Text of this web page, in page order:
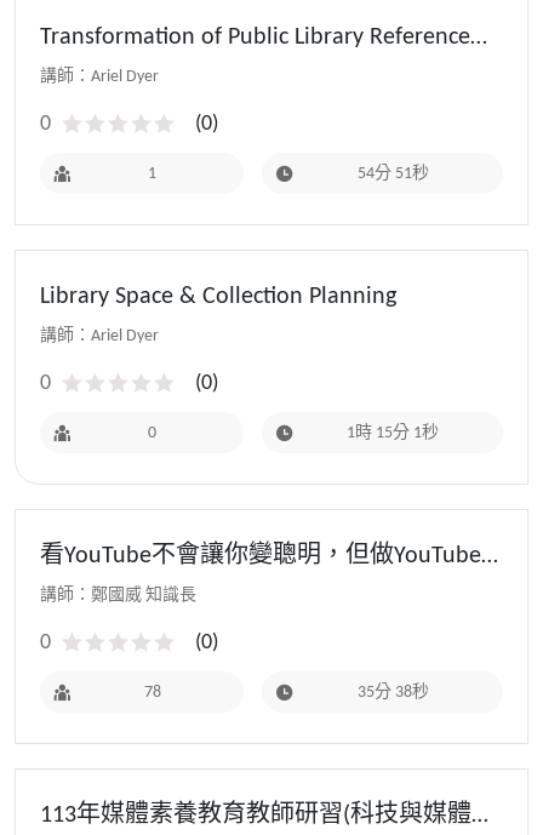
Transformation of Public Library Reference
Services
講師：Ariel Dyer
0 (0)
1 54分 51秒
Library Space & Collection Planning
講師：Ariel Dyer
0 (0)
0 1時 15分 1秒
看YouTube不會讓你變聰明，但做YouTube
會
講師：鄭國威 知識長
0 (0)
78 35分 38秒
113年媒體素養教育教師研習(科技與媒體的